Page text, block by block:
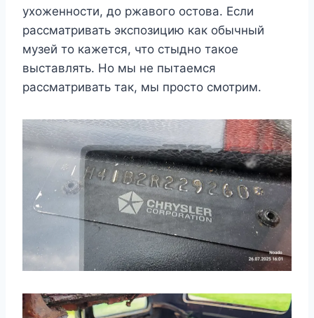
ухоженности, до ржавого остова. Если
рассматривать экспозицию как обычный
музей то кажется, что стыдно такое
выставлять. Но мы не пытаемся
рассматривать так, мы просто смотрим.